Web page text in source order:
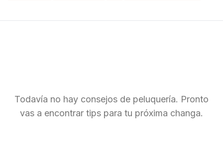
Todavía no hay consejos de peluquería. Pronto
vas a encontrar tips para tu próxima changa.